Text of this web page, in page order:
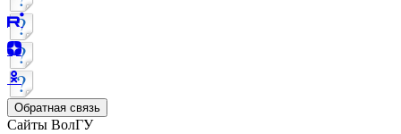
Обратная связь
Сайты ВолГУ